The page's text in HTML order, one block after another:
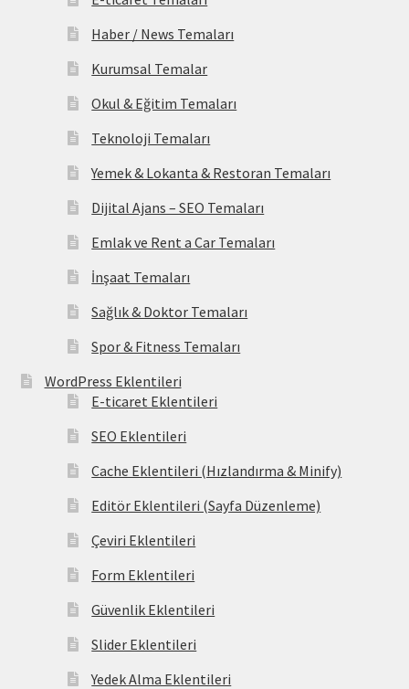
Haber / News Temaları
Kurumsal Temalar
Okul & Eğitim Temaları
Teknoloji Temaları
Yemek & Lokanta & Restoran Temaları
Dijital Ajans – SEO Temaları
Emlak ve Rent a Car Temaları
İnşaat Temaları
Sağlık & Doktor Temaları
Spor & Fitness Temaları
WordPress Eklentileri
E-ticaret Eklentileri
SEO Eklentileri
Cache Eklentileri (Hızlandırma & Minify)
Editör Eklentileri (Sayfa Düzenleme)
Çeviri Eklentileri
Form Eklentileri
Güvenlik Eklentileri
Slider Eklentileri
Yedek Alma Eklentileri